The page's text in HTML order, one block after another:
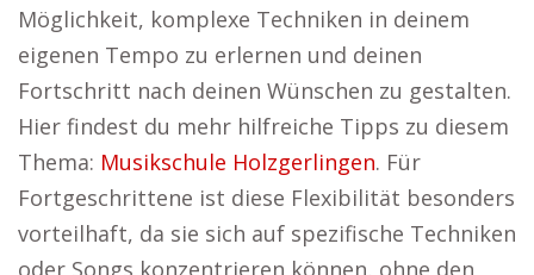
Möglichkeit, komplexe Techniken in deinem
eigenen Tempo zu erlernen und deinen
Fortschritt nach deinen Wünschen zu gestalten.
Hier findest du mehr hilfreiche Tipps zu diesem
Thema: Musikschule Holzgerlingen. Für
Fortgeschrittene ist diese Flexibilität besonders
vorteilhaft, da sie sich auf spezifische Techniken
oder Songs konzentrieren können, ohne den